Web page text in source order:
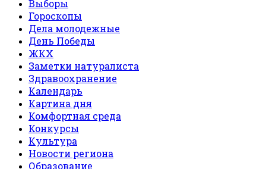
Выборы
Гороскопы
Дела молодежные
День Победы
ЖКХ
Заметки натуралиста
Здравоохранение
Календарь
Картина дня
Комфортная среда
Конкурсы
Культура
Новости региона
Образование